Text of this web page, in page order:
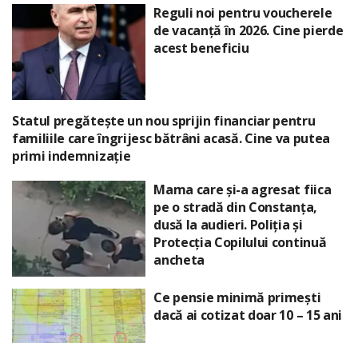
Reguli noi pentru voucherele
de vacanță în 2026. Cine pierde
acest beneficiu
Statul pregătește un nou sprijin financiar pentru
familiile care îngrijesc bătrâni acasă. Cine va putea
primi indemnizație
Mama care și-a agresat fiica
pe o stradă din Constanța,
dusă la audieri. Poliția și
Protecția Copilului continuă
ancheta
Ce pensie minimă primești
dacă ai cotizat doar 10 – 15 ani